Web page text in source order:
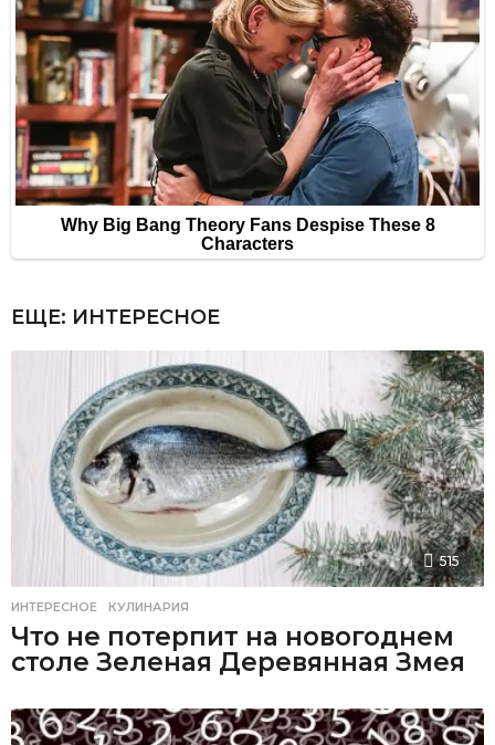
ЕЩЕ: ИНТЕРЕСНОЕ
515
ИНТЕРЕСНОЕ ,КУЛИНАРИЯ
Что не потерпит на новогоднем
столе Зеленая Деревянная Змея